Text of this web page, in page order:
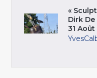
«
Dirk De
31 Août